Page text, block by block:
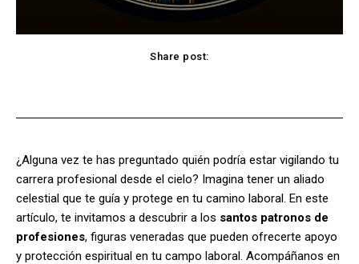
Share post:
¿Alguna vez te has preguntado quién podría estar vigilando tu
carrera profesional desde el cielo? Imagina tener un aliado
celestial que te guía y protege en tu camino laboral. En este
artículo, te invitamos a descubrir a los santos patronos de
profesiones, figuras veneradas que pueden ofrecerte apoyo
y protección espiritual en tu campo laboral. Acompáñanos en